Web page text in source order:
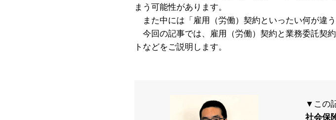
まう可能性があります。
また中には「雇用（労働）契約といったい何が違
今回の記事では、雇用（労働）契約と業務委託契
トなどをご説明します。
▼この
社会保